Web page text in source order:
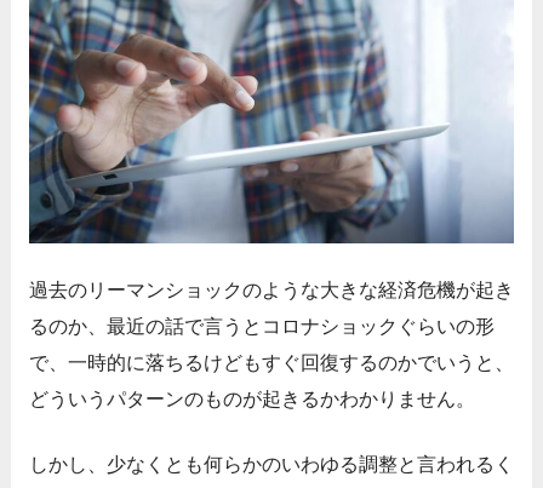
過去のリーマンショックのような大きな経済危機が起き
るのか、最近の話で言うとコロナショックぐらいの形
で、一時的に落ちるけどもすぐ回復するのかでいうと、
どういうパターンのものが起きるかわかりません。
しかし、少なくとも何らかのいわゆる調整と言われるく